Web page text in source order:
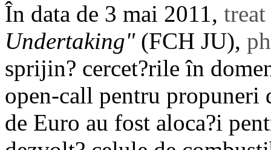
În data de 3 mai 2011, treat
Undertaking" (FCH JU),
sprijin? cercet?rile în
open-call pentru propuneri
de Euro au fost aloca?i